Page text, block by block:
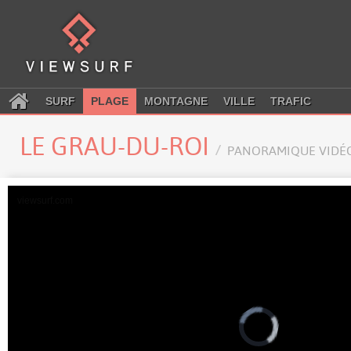
SURF PLAGE MONTAGNE VILLE TRAFIC
LE GRAU-DU-ROI PANORAMIQUE